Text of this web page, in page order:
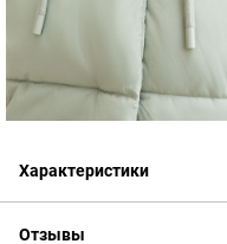
Характеристики
Отзывы